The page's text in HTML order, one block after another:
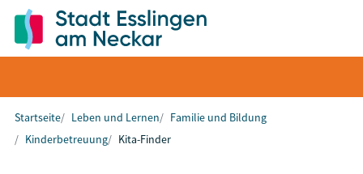
Startseite Leben und Lernen
Familie und Bildung
Kinderbetreuung
Kita-Finder